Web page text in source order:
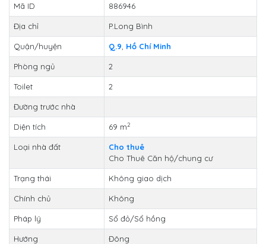
Mã ID 886946
Địa chỉ P.Long Bình
Quận/huyện Q.9 Hồ Chí Minh
Phòng ngủ 2
Toilet 2
Đường trước nhà
Diện tích 69 m2
Loại nhà đất
Cho thuê
Cho Thuê Căn hộ/chung cư
Trạng thái Không giao dịch
Chính chủ Không
Pháp lý Sổ đỏ/Sổ hồng
Hướng Đông